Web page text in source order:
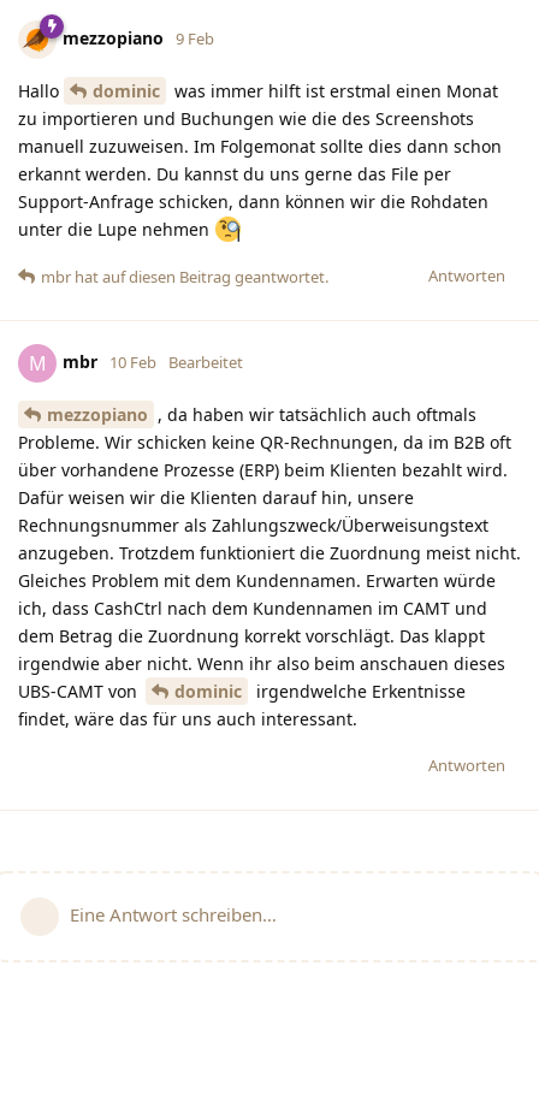
mezzopiano 9 Feb
Hallo dominic
was immer hilft ist erstmal einen Monat
zu importieren und Buchungen wie die des Screenshots
manuell zuzuweisen. Im Folgemonat sollte dies dann schon
erkannt werden. Du kannst du uns gerne das File per
Support-Anfrage schicken, dann können wir die Rohdaten
unter die Lupe nehmen
Antworten
mbr hatauf diesen Beitrag geantwortet.
M mbr 10 Feb Bearbeitet
mezzopiano , da haben wir tatsächlich auch oftmals
Probleme. Wir schicken keine QR-Rechnungen, da im B2B oft
über vorhandene Prozesse (ERP) beim Klienten bezahlt wird.
Dafür weisen wir die Klienten darauf hin, unsere
Rechnungsnummer als Zahlungszweck/Überweisungstext
anzugeben. Trotzdem funktioniert die Zuordnung meist nicht.
Gleiches Problem mit dem Kundennamen. Erwarten würde
ich, dass CashCtrl nach dem Kundennamen im CAMT und
dem Betrag die Zuordnung korrekt vorschlägt. Das klappt
irgendwie aber nicht. Wenn ihr also beim anschauen dieses
UBS-CAMT von
dominic
irgendwelche Erkentnisse
findet, wäre das für uns auch interessant.
Antworten
Eine Antwort schreiben…